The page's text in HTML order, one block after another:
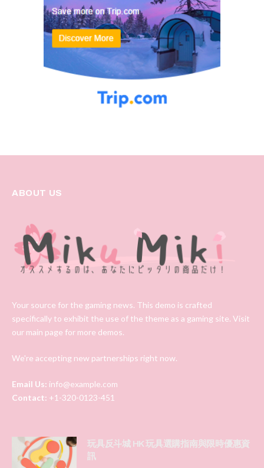
ABOUT US
Your source for the gaming news. This demo is crafted
specifically to exhibit the use of the theme as a gaming site. Visit
our main page for more demos.
We're accepting new partnerships right now.
Email Us: info@example.com
Contact: +1-320-0123-451
玩具反斗城 HK 玩具選購指南與限時優惠資
訊